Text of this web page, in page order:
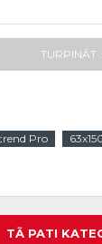
TURPINĀT
Pro
TĀ PATI